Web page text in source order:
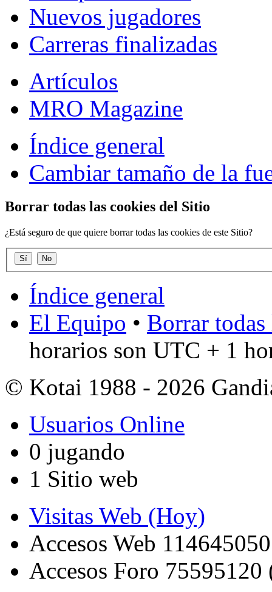
Nuevos jugadores
Carreras finalizadas
Artículos
MRO Magazine
Índice general
Cambiar tamaño de la
Borrar todas las cookies del Sitio
¿Está seguro de que quiere borrar todas las cookies de este Sitio?
Índice general
El Equipo • Borrar
horarios son UTC + 1
© Kotai 1988 - 2026
Usuarios Online
0 jugando
1 Sitio web
Visitas Web (Hoy)
Accesos Web
Accesos Foro 75595120